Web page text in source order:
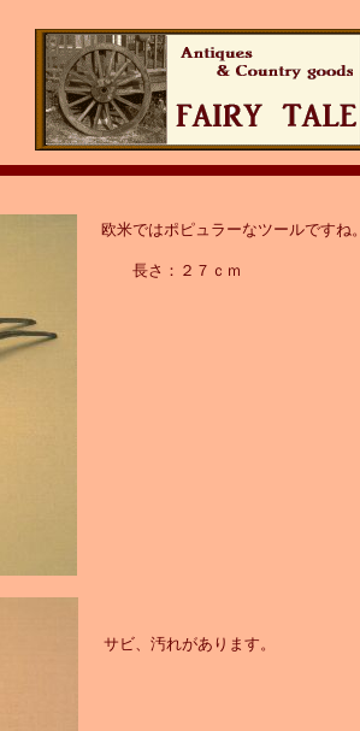
欧米ではポピュラーなツールですね。
長さ：２７ｃｍ
サビ、汚れがあります。